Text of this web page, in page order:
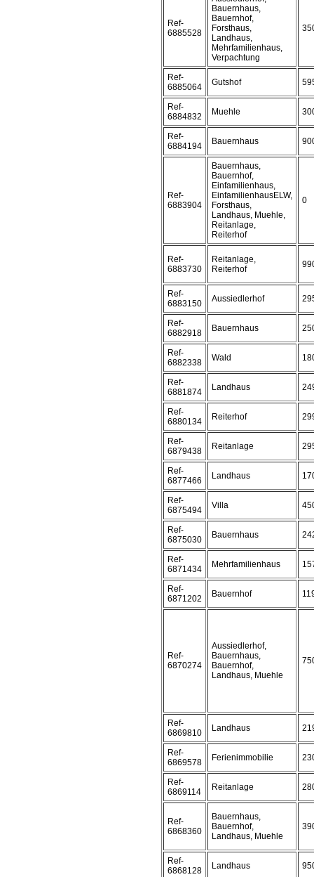
Ref-
6885528
Bauernhaus,
Bauernhof,
Forsthaus,
Landhaus,
Mehrfamilienhaus,
Verpachtung
Ref-
6885064
Gutshof
Ref-
6884832
Muehle
Ref-
6884194
Bauernhaus
Ref-
6883904
Bauernhaus,
Bauernhof,
Einfamilienhaus,
EinfamilienhausELW,
Forsthaus,
Landhaus, Muehle,
Reitanlage,
Reiterhof
0
Ref-
6883730
Reitanlage,
Reiterhof
Ref-
6883150
Aussiedlerhof
Ref-
6882918
Bauernhaus
Ref-
6882338
Wald
Ref-
6881874
Landhaus
Ref-
6880134
Reiterhof
Ref-
6879438
Reitanlage
Ref-
6877466
Landhaus
Ref-
6875494
Villa
Ref-
6875030
Bauernhaus
Ref-
6871434
Mehrfamilienhaus
Ref-
6871202
Bauernhof
Ref-
6870274
Aussiedlerhof,
Bauernhaus,
Bauernhof,
Landhaus, Muehle
Ref-
6869810
Landhaus
Ref-
6869578
Ferienimmobilie
Ref-
6869114
Reitanlage
Ref-
6868360
Bauernhaus,
Bauernhof,
Landhaus, Muehle
Ref-
6868128
Landhaus